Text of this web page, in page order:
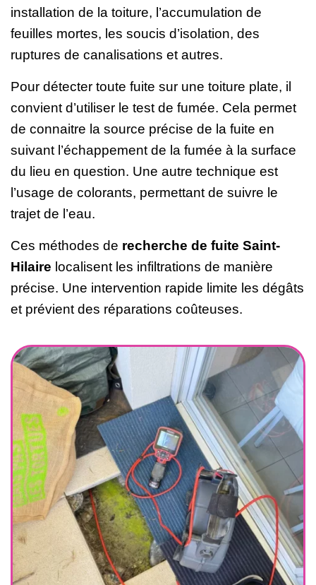
installation de la toiture, l’accumulation de
feuilles mortes, les soucis d’isolation, des
ruptures de canalisations et autres.
Pour détecter toute fuite sur une toiture plate, il
convient d’utiliser le test de fumée. Cela permet
de connaitre la source précise de la fuite en
suivant l’échappement de la fumée à la surface
du lieu en question. Une autre technique est
l’usage de colorants, permettant de suivre le
trajet de l’eau.
Ces méthodes de recherche de fuite Saint-
Hilaire localisent les infiltrations de manière
précise. Une intervention rapide limite les dégâts
et prévient des réparations coûteuses.